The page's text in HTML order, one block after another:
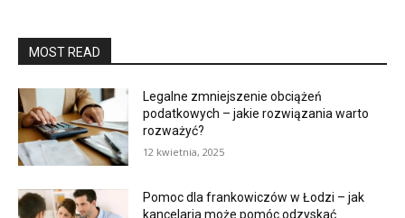
MOST READ
Legalne zmniejszenie obciążeń
podatkowych – jakie rozwiązania warto
rozważyć?
12 kwietnia, 2025
Pomoc dla frankowiczów w Łodzi – jak
kancelaria może pomóc odzyskać